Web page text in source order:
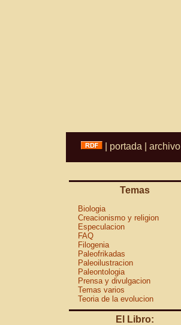
portada archivo
Temas
Biologia
Creacionismo y religion
Especulacion
FAQ
Filogenia
Paleofrikadas
Paleoilustracion
Paleontologia
Prensa y divulgacion
Temas varios
Teoria de la evolucion
El Libro: